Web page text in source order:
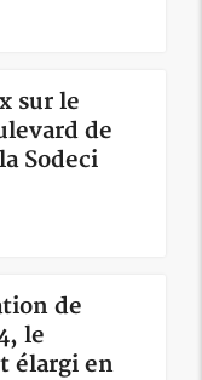
sur le
de
Sodeci
de
le
élargi en